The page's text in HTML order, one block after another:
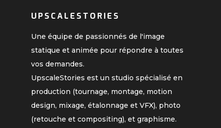
UPSCALESTORIES
Une équipe de passionnés de l'image
statique et animée pour répondre à toutes
vos demandes.
UpscaleStories est un studio spécialisé en
production (tournage, montage, motion
design, mixage, étalonnage et VFX), photo
(retouche et compositing), et graphisme.